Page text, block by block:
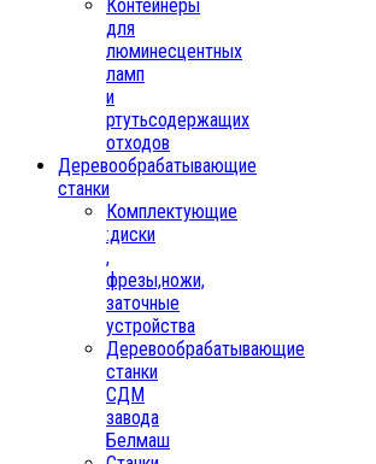
Контейнеры
для
люминесцентных
ламп
и
ртутьсодержащих
отходов
Деревообрабатывающие
станки
Комплектующие
:диски
,
фрезы,ножи,
заточные
устройства
Деревообрабатывающие
станки
СДМ
завода
Белмаш